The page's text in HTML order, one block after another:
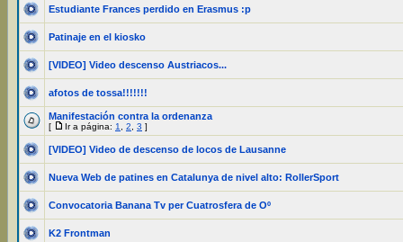
Estudiante Frances perdido en Erasmus :p
Patinaje en el kiosko
[VIDEO] Video descenso Austriacos...
afotos de tossa!!!!!!!
Manifestación contra la ordenanza
[ Ir a página: 1 2 3 ]
[VIDEO] Video de descenso de locos de Lausanne
Nueva Web de patines en Catalunya de nivel alto: RollerSport
Convocatoria Banana Tv per Cuatrosfera de Oº
K2 Frontman